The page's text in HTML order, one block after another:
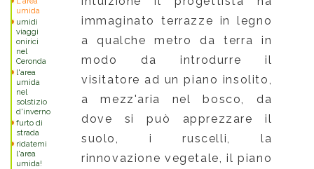
umida
umidi
viaggi
onirici
nel
Ceronda
l'area
umida
nel
solstizio
d'inverno
furto di
strada
ridatemi
l'area
umida!
immaginato terrazze in legno
a qualche metro da terra in
modo da introdurre il
visitatore ad un piano insolito,
a mezz'aria nel bosco, da
dove si può apprezzare il
suolo, i ruscelli, la
rinnovazione vegetale, il piano